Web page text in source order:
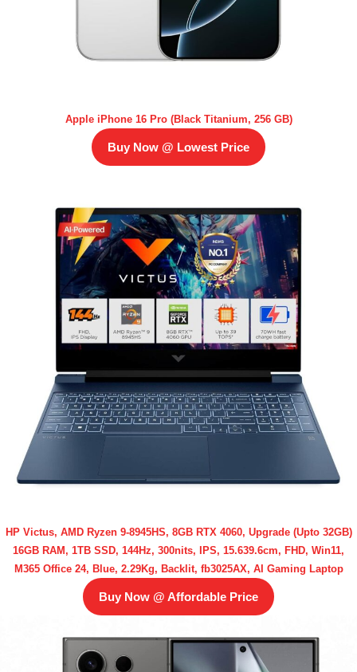
Apple iPhone 16 Pro (Black Titanium, 256 GB)
Buy Now @ Lowest Price
HP Victus, AMD Ryzen 9-8945HS, 8GB RTX 4060, Upgrade (Upto 32GB)
16GB RAM, 1TB SSD, 144Hz, 300nits, IPS, 15.639.6cm, FHD, Win11,
M365 Office 24, Blue, 2.29Kg, Backlit, fb3025AX, AI Gaming Laptop
Buy Now @ Affordable Price